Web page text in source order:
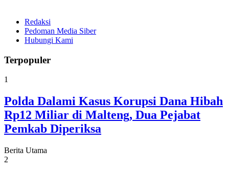
Redaksi
Pedoman Media Siber
Hubungi Kami
Terpopuler
1
Polda Dalami Kasus Korupsi Dana Hibah
Rp12 Miliar di Malteng, Dua Pejabat
Pemkab Diperiksa
Berita Utama
2